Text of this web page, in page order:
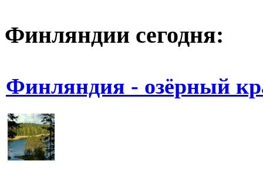
Финляндии сегодня:
Финляндия - озёрный